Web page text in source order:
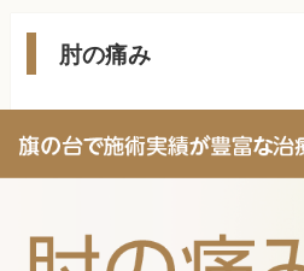
肘の痛み